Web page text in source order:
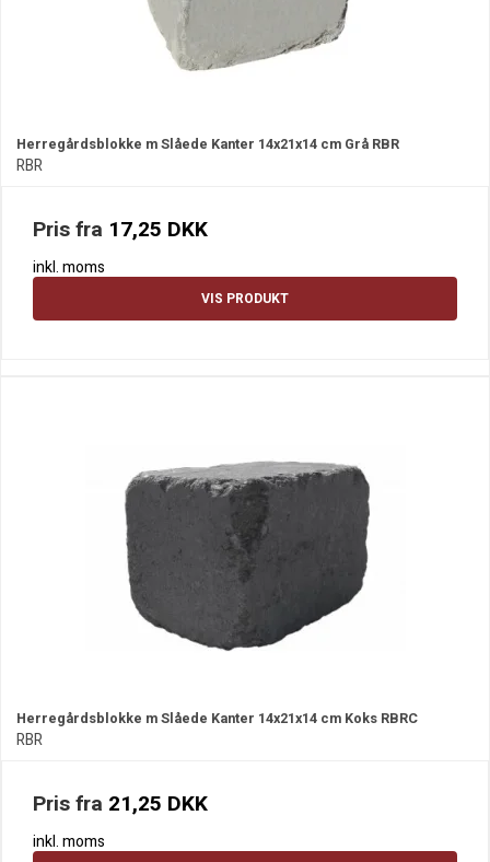
Herregårdsblokke m Slåede Kanter 14x21x14 cm Grå RBR
RBR
Pris fra 17,25 DKK
inkl. moms
VIS PRODUKT
Herregårdsblokke m Slåede Kanter 14x21x14 cm Koks RBRC
RBR
Pris fra 21,25 DKK
inkl. moms